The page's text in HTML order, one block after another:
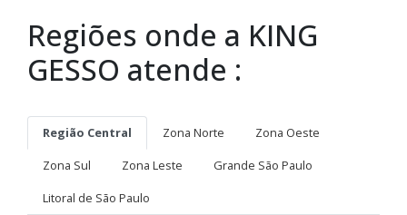
Regiões onde a KING
GESSO atende :
Região Central Zona Norte
Zona Oeste
Zona Sul
Zona Leste
Grande São Paulo
Litoral de São Paulo